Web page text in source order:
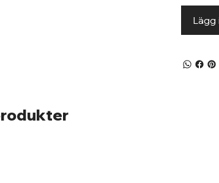
Lägg